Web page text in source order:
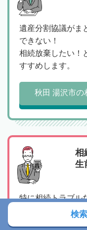
遺産分割協議がま
できない！
相続放棄したい！
すすめします。
秋田 湯沢市の
相
生
特に相続トラブル
ーズにおこないた
検